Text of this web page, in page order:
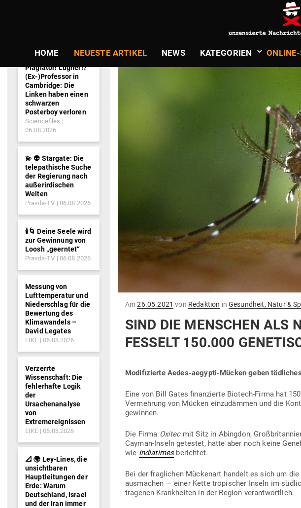
HOME NEUESTE ARTIKEL NEWS KATE­GORIEN
AmGepostet
26.05.2021 von Redaktion in Gesundheit, Natur &
SIND DIE MEN­SCHEN ALS
FESSELT 150.000
Modi­fi­zierte Aedes-aegypti-Mücken geben
Eine von Bill Gates finan­zierte Biotech-Firma hat
Ver­mehrung von Mücken ein­zu­dämmen und die
gewinnen.
Die Firma Oxitecmit Sitz in Abingdon,
Cayman-Inseln getestet, hatte aber noch keine
wie India­timesberichtet.
Bei der frag­lichen Mückenart handelt es sich um die
aus­machen — einer Kette tro­pi­scher Inseln im
tra­genen Krank­heiten in der Region verantwortlich.
Plagiator! Lügner!?
(Ex-)Professor in
Cambridge: Die
Linken haben einen
schwarzen
Posterboy verloren
Sciencefiles
06.08.2026
💫 👽 Stargate: Die
telepathische Suche
der Regierung nach
außerirdischen
Welten
Pravda-TV 06.08.2026
🕯️🌀 Deine Seele wird
zur Gewinnung von
Loosh „geerntet“
Pravda-TV 06.08.2026
Messung von
Lufttemperatur und
Niederschlag für die
Bewertung des
Klimawandels –
David Legates
EIKE 06.08.2026
Verzerrte
Wissenschaft: Die
fehlerhafte Logik
der
Ursachenanalyse
von
Extremereignissen
EIKE 06.08.2026
📐 🌍 Ley-Lines, die
unsichtbaren
Hauptleitungen der
Erde: Warum
Deutschland, Israel
und der Iran immer